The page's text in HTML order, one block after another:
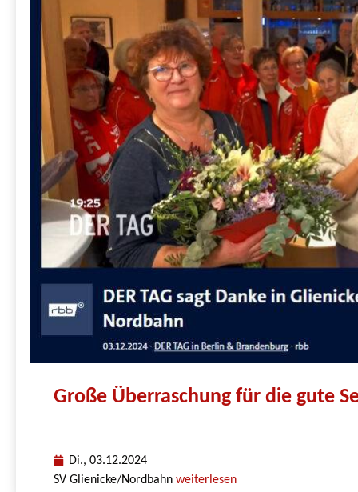
Große Überraschung für die gute
Di., 03.12.2024
SV Glienicke/Nordbahnweiterlesen